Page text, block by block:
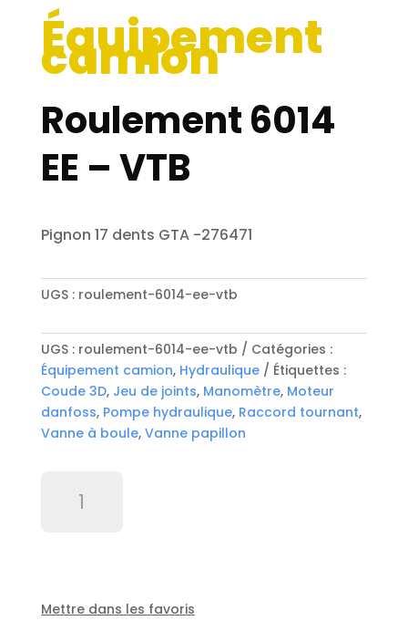
Équipement
camion
Roulement 6014
EE – VTB
Pignon 17 dents GTA -276471
UGS : roulement-6014-ee-vtb
UGS : roulement-6014-ee-vtb
Catégories :
Équipement camion, Hydraulique
Étiquettes :
Coude 3D, Jeu de joints, Manomètre, Moteur
danfoss, Pompe hydraulique, Raccord tournant,
Vanne à boule, Vanne papillon
VTB
Mettre dans les favoris